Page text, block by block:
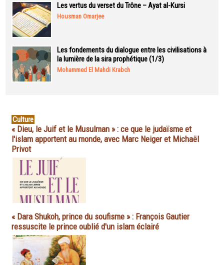
Les vertus du verset du Trône – Ayat al-Kursi
Housman Omarjee
Les fondements du dialogue entre les civilisations à
la lumière de la sira prophétique (1/3)
Mohammed El Mahdi Krabch
Culture
« Dieu, le Juif et le Musulman » : ce que le judaïsme et
l'islam apportent au monde, avec Marc Neiger et Michaël
Privot
« Dara Shukoh, prince du soufisme » : François Gautier
ressuscite le prince oublié d'un islam éclairé